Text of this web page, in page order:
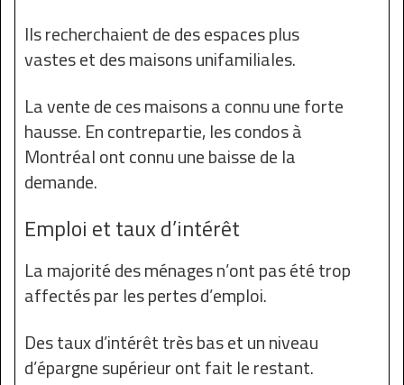
Ils recherchaient de des espaces plus
vastes et des maisons unifamiliales.
La vente de ces maisons a connu une forte
hausse. En contrepartie, les condos à
Montréal ont connu une baisse de la
demande.
Emploi et taux d’intérêt
La majorité des ménages n’ont pas été trop
affectés par les pertes d’emploi.
Des taux d’intérêt très bas et un niveau
d’épargne supérieur ont fait le restant.